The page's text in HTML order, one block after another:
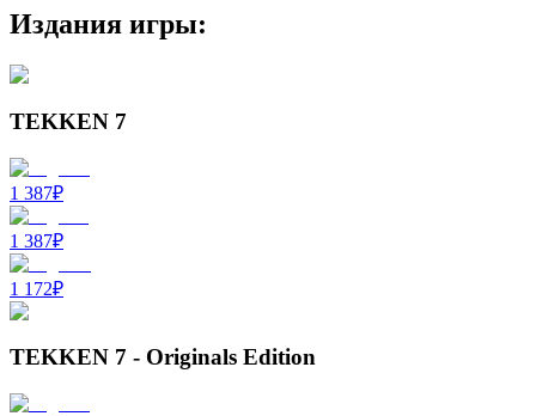
Издания игры:
TEKKEN 7
1 387₽
1 387₽
1 172₽
TEKKEN 7 - Originals Edition